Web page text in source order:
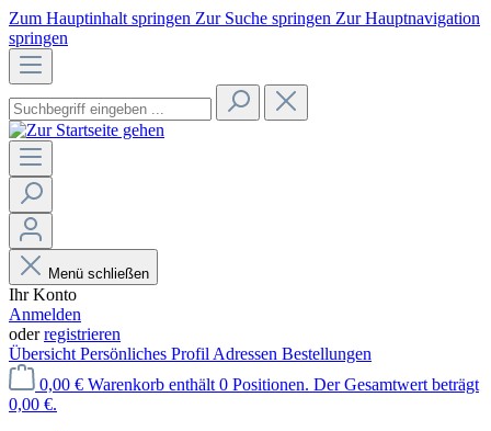
Zum Hauptinhalt springen Zur Suche springen Zur Hauptnavigation
springen
Menü schließen
Ihr Konto
Anmelden
oderregistrieren
Übersicht Persönliches Profil Adressen Bestellungen
0,00 € Warenkorb enthält 0 Positionen. Der Gesamtwert beträgt
0,00 €.